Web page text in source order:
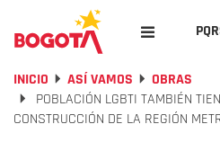
INICIO ASÍ VAMOS
OBRAS
POBLACIÓN LGBTI TAMBIÉN
CONSTRUCCIÓN DE LA REGIÓN